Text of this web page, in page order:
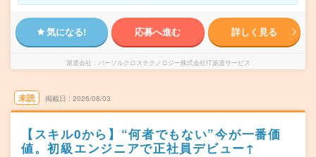
気になる! 応募へ進む 詳しく見る
派遣会社 パーソルクロステクノロジー株式会社IT派遣サービス
未読 掲載日 2026/08/03
【スキル0から】“何者でもない”今が一番価
値。初級エンジニアで正社員デビュー↑